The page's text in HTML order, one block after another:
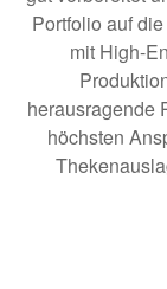
Portfolio auf
mit High-
herausragende
höchsten